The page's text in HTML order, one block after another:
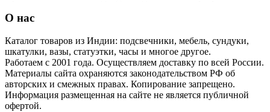
О нас
Каталог товаров из Индии: подсвечники, мебель, сундуки,
шкатулки, вазы, статуэтки, часы и многое другое.
Работаем с 2001 года. Осуществляем доставку по всей России.
Материалы сайта охраняются законодательством РФ об
авторских и смежных правах. Копирование запрещено.
Информация размещенная на сайте не является публичной
офертой.